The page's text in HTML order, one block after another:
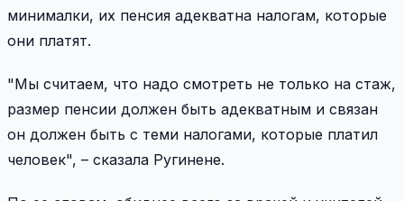
минималки, их пенсия адекватна налогам, которые
они платят.
"Мы считаем, что надо смотреть не только на стаж,
размер пенсии должен быть адекватным и связан
он должен быть с теми налогами, которые платил
человек", – сказала Ругинене.